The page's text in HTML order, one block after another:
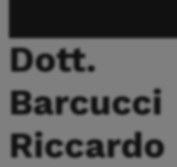
Dott.
Barcucci
Riccardo